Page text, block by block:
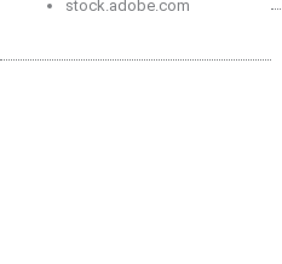
stock.adobe.com